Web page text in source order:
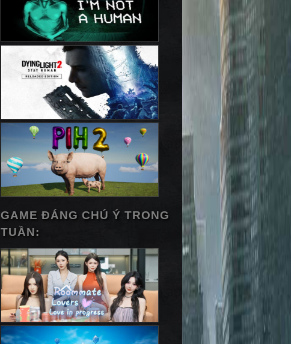
GAME ĐÁNG CHÚ Ý TRONG
TUẦN: